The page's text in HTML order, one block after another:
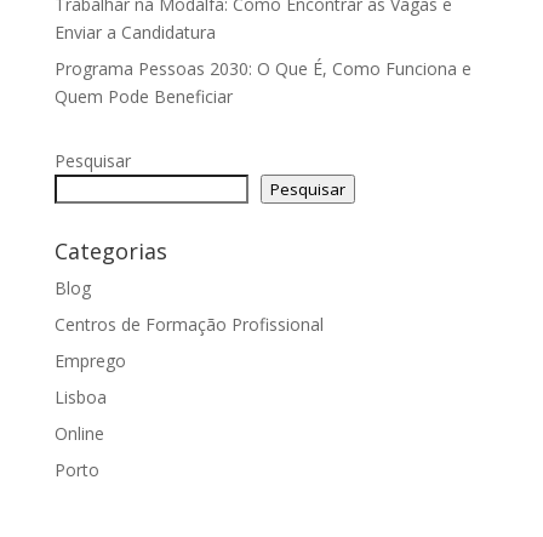
Enviar a Candidatura
Programa Pessoas 2030: O Que É, Como Funciona e
Quem Pode Beneficiar
Pesquisar
Pesquisar
Categorias
Blog
Centros de Formação Profissional
Emprego
Lisboa
Online
Porto